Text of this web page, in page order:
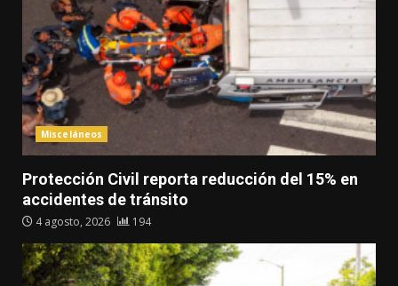
Misceláneos
Protección Civil reporta reducción del 15% en
accidentes de tránsito
4 agosto, 2026 194